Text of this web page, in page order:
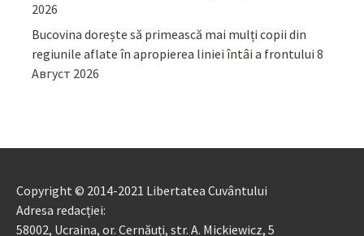
2026
Bucovina dorește să primească mai mulți copii din
regiunile aflate în apropierea liniei întâi a frontului 8
Август 2026
Copyright © 2014-2021 Libertatea Cuvântului
Adresa redacției:
58002, Ucraina, or. Cernăuți, str. A. Mickiewicz, 5